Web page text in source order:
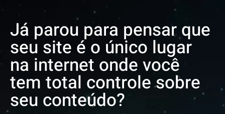
Já parou para pensar que
seu site é o único lugar
na internet onde você
tem total controle sobre
seu conteúdo?